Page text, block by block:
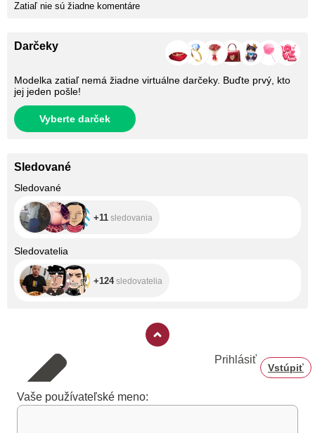
Zatiaľ nie sú žiadne komentáre
Darčeky
Modelka zatiaľ nemá žiadne virtuálne darčeky. Buďte prvý, kto
jej jeden pošle!
Vyberte darček
Sledované
Sledované
+11 sledovania
Sledovatelia
+124sledovatelia
Prihlásiť
Vstúpiť
Vaše používateľské meno: